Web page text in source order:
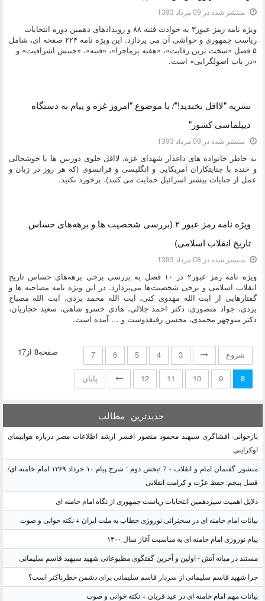
منتشر شده در 09 مرداد 1393
ویژه نامه رمز عبور۳ به حوادث فتنه ۸۸ و رویدادهای دهمین دوره انتخابات
ریاست جمهوری و حواشی آن می پردازد. این ویژه نامه ۲۲۴ صفحه ای، شامل
۵ فصل «سخت ترین رقابت»، «هفته پرماجرا»، «فتنه»، «جنبش اشرافیت» و
«در باب اصولگرایی» است.
نشریه "لااقل نخندید!"/ با موضوع "امروز غزه و پیام به دستگاه
دیپلماسی کشور"
منتشر شده در 09 مرداد 1393
به خاطر خانواده های داغدار شهدای غزه، لااقل جلوی دوربین ها با خوشحالی
و خنده با جنایتکاران آمریکایی و انگلیسی و فرانسوی (که هر روز در زبان و
عمل از جنایات بیشتر اسرائیل حمایت می کنند)، برخورد نکنید.
ویژه نامه رمز عبور ۲ (بررسی شخصیت ها و برهه‌های حساس
تاریخ انقلاب اسلامی)
منتشر شده در 08 مرداد 1393
ویژه نامه رمز عبور۲ در ۱۰ فصل به بررسی برخی برهه‌های حساس تاریخ
انقلاب اسلامی و برخی شخصیت‌ها می‌پردازد. در این ویژه نامه مصاحبه ها و
گفتارهایی از آیت الله مهدوی کنی، آیت الله محمد یزدی، آیت الله مصباح
یزدی، جواد منصوری، دکتر احمد جلالی، هادی خسرو شاهی، سعید حجاریان،
دکتر منوچهر محمدی، محسن رفیقدوست و … آمده است.
صفحه8 از17 شروع 3
4
5
6
7
8
9
10
11
12 پایان
جدیدترین مطالب
بازخوانی افشاگری سپهبد محمود منصور افسر ارشد اطلاعات مصر درباره هواپیمای
اوکراینی
منشور گفتمان امام و انقلاب - 7 /بخش دوم : شرح پیام ۱۰ خرداد ۱۳۶۹ امام خامنه ای/
فصل پنجم: حفظ عزّت و کرامت انقلابی
دلایل اهمیت سیزدهمین انتخابات ریاست جمهوری از نگاه امام خامنه ای
بیانات امام خامنه ای در سخنرانی نوروزی خطاب به ملت ایران + نکته خوانی و صوت
پیام نوروزی امام خامنه ای به مناسبت آغاز سال ۱۴۰۰
مستند در میانه آتش - اولین و آخرین گفتگوی مطبوعاتی شهید سپهبد قاسم سلیمانی
چرا شهید قاسم سلیمانی از سردار قاسم سلیمانی برای دشمن خطرناکتر است؟
بیانات مهم امام خامنه ای در عید قربان + نکته خوانی و صوت